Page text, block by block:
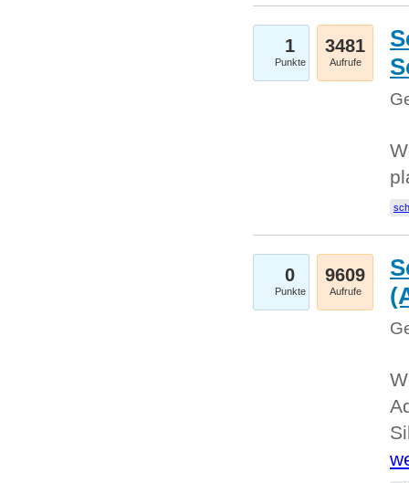
1
Punkte
3481
Aufrufe
0
Punkte
9609
Aufrufe